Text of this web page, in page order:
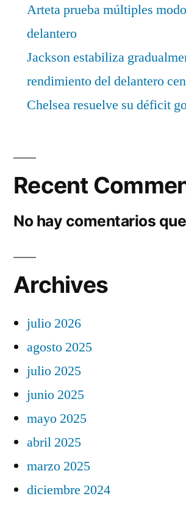
Arteta prueba múltiples
delantero
Jackson estabiliza
rendimiento del delantero
Chelsea resuelve su déficit
Recent
No hay comentarios
Archives
julio 2026
agosto 2025
julio 2025
junio 2025
mayo 2025
abril 2025
marzo 2025
diciembre 2024